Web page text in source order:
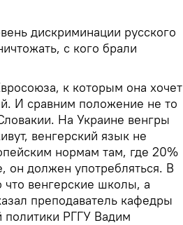
дискриминации русского
с кого брали
к которым она хочет
И сравним положение не то
На Украине венгры
венгерский язык не
нормам там, где 20%
он должен употребляться. В
венгерские школы, а
преподаватель кафедры
РГГУ Вадим